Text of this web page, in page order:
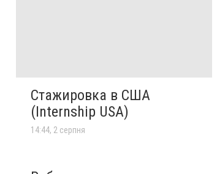
Стажировка в США
(Internship USA)
14:44, 2 серпня